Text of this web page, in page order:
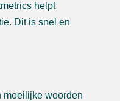
helpt
Dit is snel en
moeilijke woorden